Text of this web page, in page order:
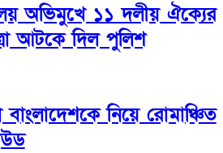
অভিমুখে ১১ দলীয় ঐক্যের
আটকে দিল পুলিশ
নিয়ে রোমাঞ্চিত